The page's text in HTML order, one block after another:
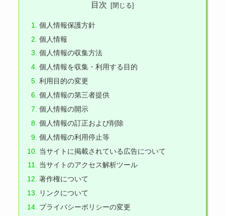
目次
個人情報保護方針
個人情報
個人情報の収集方法
個人情報を収集・利用する目的
利用目的の変更
個人情報の第三者提供
個人情報の開示
個人情報の訂正および削除
個人情報の利用停止等
当サイトに掲載されている広告について
当サイトのアクセス解析ツール
著作権について
リンクについて
プライバシーポリシーの変更